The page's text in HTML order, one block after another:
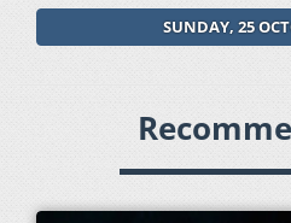
SUNDAY, 25